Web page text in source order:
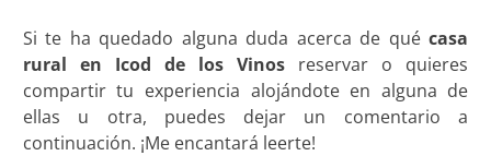
Si te ha quedado alguna duda acerca de quécasa
rural en Icod de los Vinos reservar o quieres
compartir tu experiencia alojándote en alguna de
ellas u otra, puedes dejar un comentario a
continuación. ¡Me encantará leerte!